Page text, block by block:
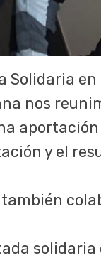
Solidaria
nos
y el
solidaria